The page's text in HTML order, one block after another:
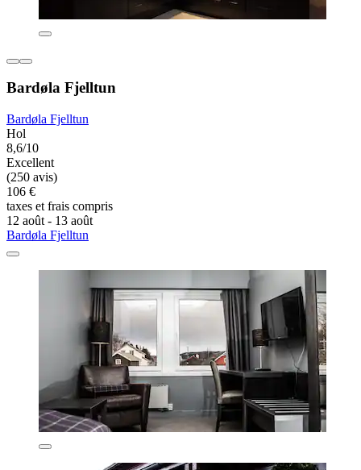
Bardøla Fjelltun
Bardøla Fjelltun
Hol
8,6/10
Excellent
(250 avis)
106 €
taxes et frais compris
12 août - 13 août
Bardøla Fjelltun